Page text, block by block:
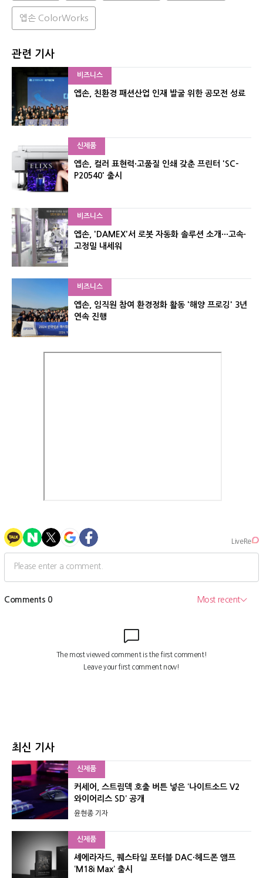
엡손 ColorWorks
관련 기사
비즈니스
엡손, 친환경 패션산업 인재 발굴 위한 공모전 성료
신제품
엡손, 컬러 표현력·고품질 인쇄 갖춘 프린터 'SC-
P20540' 출시
비즈니스
엡손, 'DAMEX'서 로봇 자동화 솔루션 소개···고속·
고정밀 내세워
비즈니스
엡손, 임직원 참여 환경정화 활동 '해양 프로깅' 3년
연속 진행
최신 기사
신제품
커세어, 스트림덱 호출 버튼 넣은 ‘나이트소드 V2
와이어리스 SD’ 공개
윤현종 기자
신제품
셰에라자드, 퀘스타일 포터블 DAC·헤드폰 앰프
‘M18i Max’ 출시